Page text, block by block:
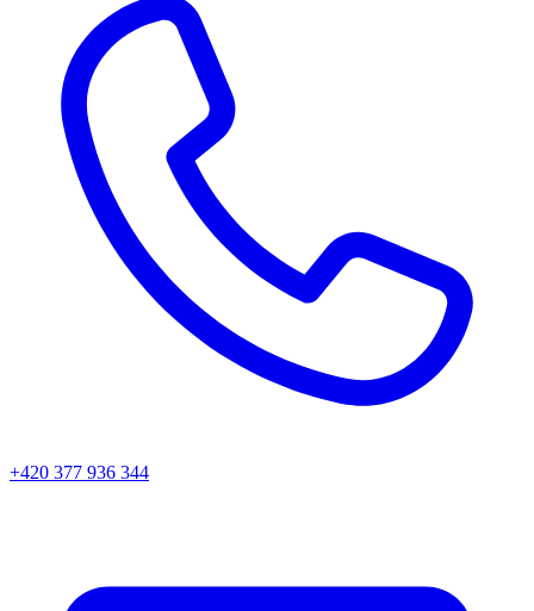
+420 377 936 344